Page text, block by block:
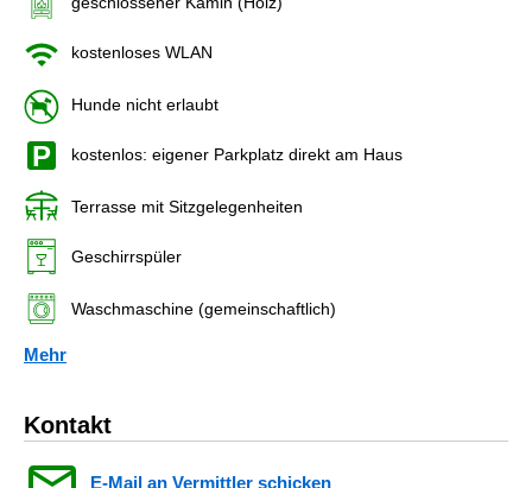
kostenloses WLAN
Hunde nicht erlaubt
kostenlos: eigener Parkplatz direkt am Haus
Terrasse mit Sitzgelegenheiten
Geschirrspüler
Waschmaschine (gemeinschaftlich)
Mehr
Kontakt
E-Mail an Vermittler schicken